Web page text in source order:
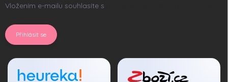
Vložením e-mailu souhlasíte s
Přihlásit se